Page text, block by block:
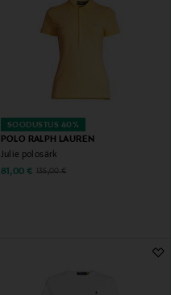
SOODUSTUS 40%
POLO RALPH LAUREN
Julie polosärk
Discounted Price
81,00 € Original Price
135,00 €